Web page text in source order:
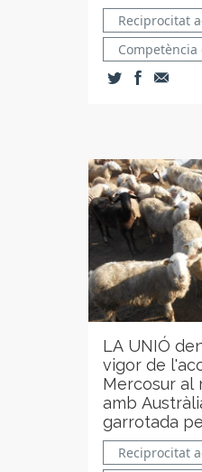
Reciprocitat
LA UNIÓ
vigor de
Mercosur al
amb
garrotada
Reciprocitat